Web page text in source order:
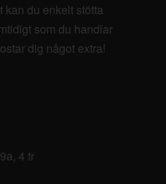
kan du enkelt stötta
som du handlar
dig något extra!
4 tr